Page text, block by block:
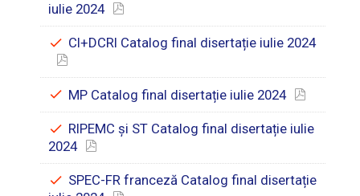
iulie 2024
CI+DCRI Catalog final disertație iulie 2024
MP Catalog final disertație iulie 2024
RIPEMC și ST Catalog final disertație iulie
2024
SPEC-FR franceză Catalog final disertație